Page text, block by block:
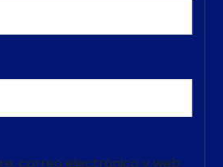
correo electrónico y web